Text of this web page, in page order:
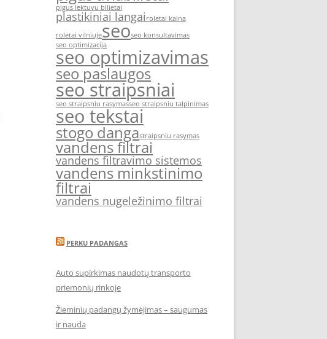
pigus lektuvu bilietai
plastikiniai langai roletai kaina
roletai vilniujeseoseo konsultavimas
seo optimizacija
seo optimizavimas
seo paslaugos
seo straipsniai
seo straipsniu rasymasseo straipsniu talpinimas
seo tekstai
stogo dangastraipsniu rasymas
vandens filtrai
vandens filtravimo sistemos
vandens minkstinimo
filtrai
vandens nugeležinimo filtrai
PERKU PADANGAS
Auto supirkimas naudotų transporto
priemonių rinkoje
Žieminių padangų žymėjimas – saugumas
ir nauda